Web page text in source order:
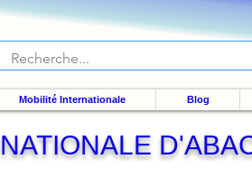
Mobilité Internationale Blog
NATIONALE